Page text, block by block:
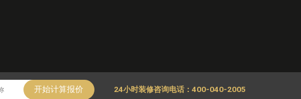
24小时装修咨询电话：400-040-2005
开始计算报价